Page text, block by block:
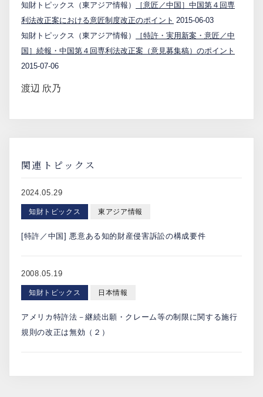
知財トピックス（東アジア情報）
［意匠／中国］中国第４回専
利法改正案における意匠制度改正のポイント 2015-06-03
知財トピックス（東アジア情報）
［特許・実用新案・意匠／中
国］続報・中国第４回専利法改正案（意見募集稿）のポイント
2015-07-06
渡辺 欣乃
関連トピックス
2024.05.29
知財トピックス 東アジア情報
[特許／中国] 悪意ある知的財産侵害訴訟の構成要件
2008.05.19
知財トピックス 日本情報
アメリカ特許法－継続出願・クレーム等の制限に関する施行
規則の改正は無効（２）